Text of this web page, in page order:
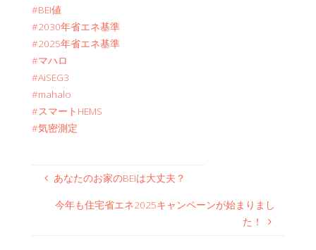
#BEI値
#2030年省エネ基準
#2025年省エネ基準
#マハロ
#AiSEG3
#mahalo
#スマートHEMS
#気密測定
あなたのお家のBEIは大丈夫？
今年も住宅省エネ2025キャンペーンが始まりまし
た！